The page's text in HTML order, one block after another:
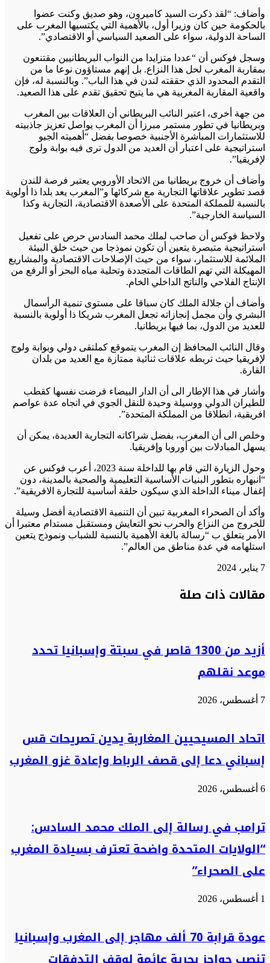
وأضاف: “لقد ذكرت السيد كاميرون، وهو صديق وكنت عضوا
بالحكومة حين كان وزيرا أول، بالأهمية التي يكتسيها المغرب على
الساحة الدولية، سواء على الصعيد السياسي أو الاقتصادي”.
وسجل فوكس أن “عددا متزايدا من النواب البريطانيين مقتنعون
بمقاربة المغرب لحل هذا النزاع. بل إنهم مستاؤون نوعا ما من
التقدم المحدود الذي حققته لندن في هذا الباب”. وبالنسبة له، فإن
واقعية المقاربة المغربية هي ما يتيح تحقيق تقدم على هذا الصعيد.
من جهة أخرى، اعتبر النائب البريطاني أن العلاقات بين المغرب
وبريطانيا في تطور مستمر مبرزا أن المغرب يواصل تعزيز جاذبيته
للاستثمارات المباشرة الأجنبية خصوصا بفضل “أهميته الجيو
استراتيجية على اعتبار أن العديد من الدول ترى فيه بوابة ولوج
لإفريقيا”.
وأضاف أن خروج بريطانيا من الاتحاد الأوروبي يعتبر فرصة للندن
قصد تطوير علاقاتها التجارية مع شركائها و”المغرب يعد بلدا ذا أولوية
بالنسبة للمملكة المتحدة على الأصعدة الاقتصادية، التجارية وكذا
السياسة الخارجية”.
ولاحظ فوكس أن صاحب لملك محمد السادس حرص على تفعيل
استراتيجية متبصرة يتعين أن تكون نموذجا من حيث خلق البيئة
الملائمة للاستثمار، سواء من حيث الإصلاحات الاقتصادية والمشاريع
المهيكلة التي تهم الطاقات المتجددة وتحلية مياه البحر أو الرفع من
الإنتاج الفلاحي والناتج الداخلي الخام.
وأضاف أن جلالة الملك كان سباقا على مستوى تنمية الرأسمال
البشري وأن مجمل إنجازاته تجعل المغرب شريكا ذا أولوية بالنسبة
للعديد من الدول، بما فيها بريطانيا.
وقال النائب المحافظ إن المغرب يتموقع كملتقى دولي وبوابة ولوج
لإفريقيا حيث تربطه علاقات ثنائية ممتازة مع العديد من بلدان
القارة.
وأشار في هذا الإطار الى أن الدار البيضاء فرضت نفسها كقطب
للطيران الدولي ووسيلة وحيدة للنقل الجوي في اتجاه عدة عواصم
افريقية، انطلاقا من المملكة المتحدة”.
وخلص الى أن المغرب، بفضل شراكاته التجارية العديدة، يمكن أن
يسهل المبادلات بين أوروبا وإفريقيا.
وحول الزيارة التي قام بها للداخلة سنة 2023، أعرب فوكس عن
“انبهاره بتطور البنيات الأساسية التعليمية والصحية بالمدينة، دون
إغفال ميناء الداخلة الذي سيكون حلقة أساسية للتجارة الافريقية”.
وأكد أن الصحراء المغربية تبين أن التنمية الاقتصادية أفضل وسيلة
للخروج من النزاع والحرب نحو التعايش ومستقبل مستدام معتبرا أن
الأمر يتعلق ب “رسالة بالغة الأهمية بالنسبة للشباب ونموذج يتعين
استلهامه في عدة مناطق من العالم”.
7 يناير، 2024
عبر
البريد
مقالات ذات صلة
أزيد من 1300 قاصر في سبتة وإسبانيا تحدد
موعد نقلهم
7 أغسطس، 2026
اتحاد المسيحيين المغاربة يدين تصريحات قس
إسباني دعا إلى قصف الرباط وإعادة غزو المغرب
6 أغسطس، 2026
ترامب في رسالة إلى الملك محمد السادس:
“الولايات المتحدة واضحة تعترف بسيادة المغرب
على الصحراء”
1 أغسطس، 2026
عودة قرابة 70 ألف مهاجر إلى المغرب وإسبانيا